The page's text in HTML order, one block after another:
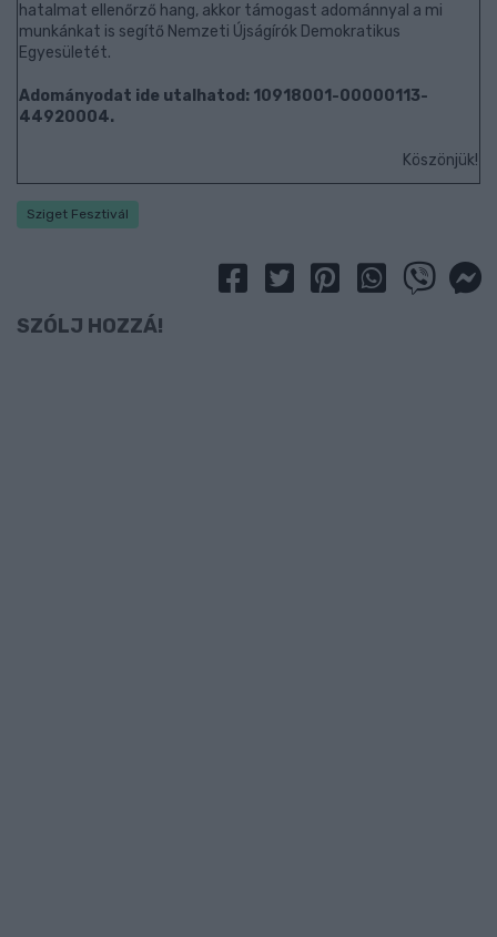
hatalmat ellenőrző hang, akkor támogast adománnyal a mi
munkánkat is segítő Nemzeti Újságírók Demokratikus
Egyesületét.
Adományodat ide utalhatod: 10918001-00000113-
44920004.
Köszönjük!
Sziget Fesztivál
SZÓLJ HOZZÁ!